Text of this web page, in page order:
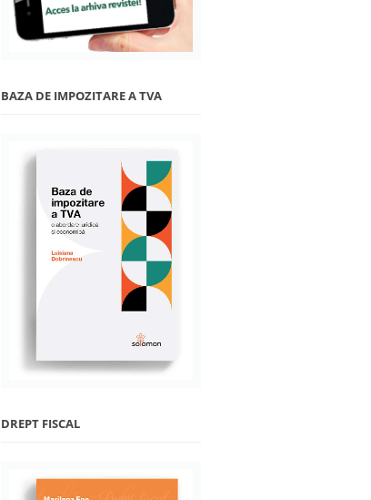
BAZA DE IMPOZITARE A TVA
DREPT FISCAL